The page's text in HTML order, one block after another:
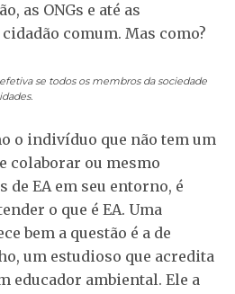
as ONGs e até as
comum. Mas como?
se todos os membros da sociedade
o indivíduo que não tem um
colaborar ou mesmo
de EA em seu entorno, é
o que é EA. Uma
bem a questão é a de
um estudioso que acredita
educador ambiental. Ele a